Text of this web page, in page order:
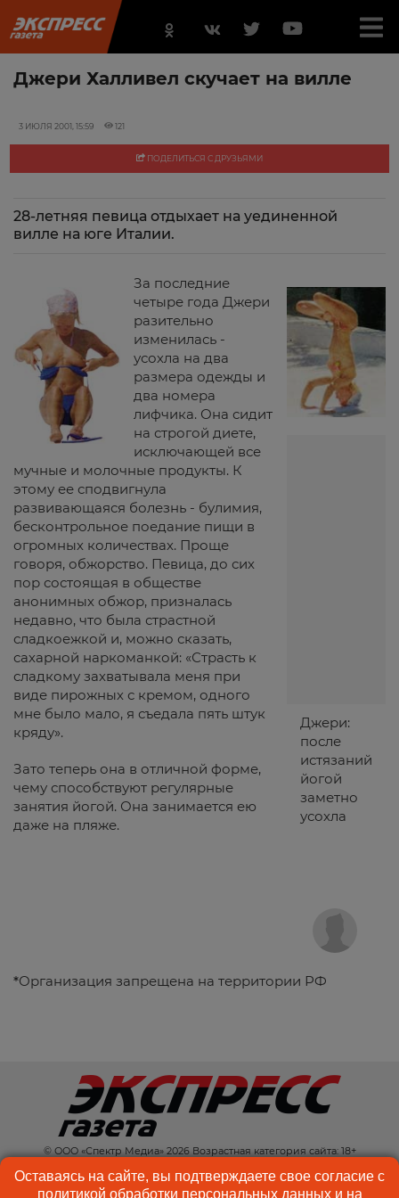
Джери Халливел скучает на вилле
3 ИЮЛЯ 2001, 15:59 121
ПОДЕЛИТЬСЯ С ДРУЗЬЯМИ
28-летняя певица отдыхает на уединенной
вилле на юге Италии.
Джери:
после
истязаний
йогой
заметно
усохла
За последние
четыре года Джери
разительно
изменилась -
усохла на два
размера одежды и
два номера
лифчика. Она сидит
на строгой диете,
исключающей все
мучные и молочные продукты. К
этому ее сподвигнула
развивающаяся болезнь - булимия,
бесконтрольное поедание пищи в
огромных количествах. Проще
говоря, обжорство. Певица, до сих
пор состоящая в обществе
анонимных обжор, призналась
недавно, что была страстной
сладкоежкой и, можно сказать,
сахарной наркоманкой: «Страсть к
сладкому захватывала меня при
виде пирожных с кремом, одного
мне было мало, я съедала пять штук
кряду».
Зато теперь она в отличной форме,
чему способствуют регулярные
занятия йогой. Она занимается ею
даже на пляже.
*Организация запрещена на территории РФ
© ООО «Спектр Медиа» 2026 Возрастная категория сайта: 18+
КОНТАКТЫ
РЕКЛАМА
Оставаясь на сайте, вы подтверждаете свое согласие с
политикой обработки персональных данныхи на